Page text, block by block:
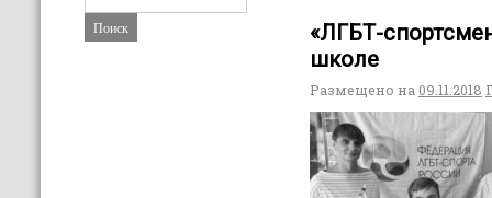
«ЛГБТ-
школе
Размещено на 09.11.2018